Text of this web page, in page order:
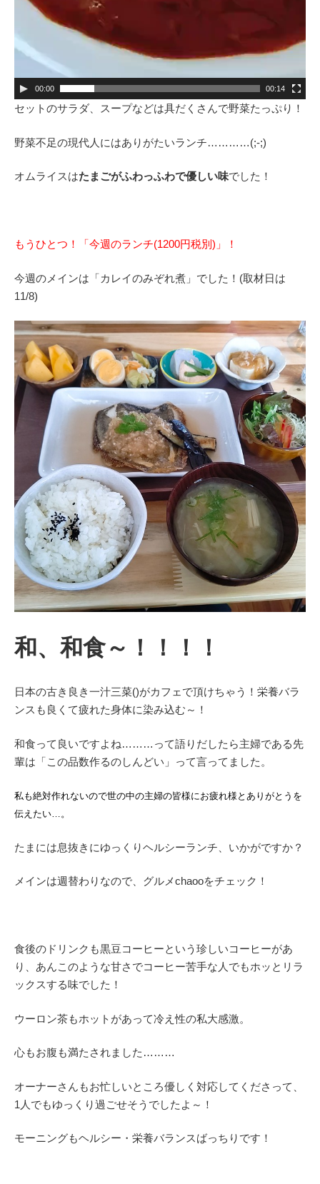
00:00 00:14
セットのサラダ、スープなどは具だくさんで野菜たっぷり！
野菜不足の現代人にはありがたいランチ…………(;-;)
オムライスはたまごがふわっふわで優しい味でした！
もうひとつ！「今週のランチ(1200円税別)」！
今週のメインは「カレイのみぞれ煮」でした！(取材日は
11/8)
和、和食～！！！！
日本の古き良き一汁三菜()がカフェで頂けちゃう！栄養バラ
ンスも良くて疲れた身体に染み込む～！
和食って良いですよね………って語りだしたら主婦である先
輩は「この品数作るのしんどい」って言ってました。
私も絶対作れないので世の中の主婦の皆様にお疲れ様とありがとうを
伝えたい…。
たまには息抜きにゆっくりヘルシーランチ、いかがですか？
メインは週替わりなので、グルメchaooをチェック！
食後のドリンクも黒豆コーヒーという珍しいコーヒーがあ
り、あんこのような甘さでコーヒー苦手な人でもホッとリラ
ックスする味でした！
ウーロン茶もホットがあって冷え性の私大感激。
心もお腹も満たされました………
オーナーさんもお忙しいところ優しく対応してくださって、
1人でもゆっくり過ごせそうでしたよ～！
モーニングもヘルシー・栄養バランスばっちりです！